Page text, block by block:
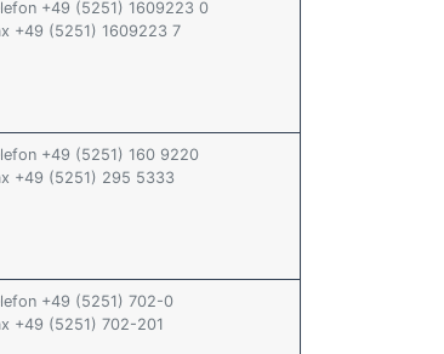
+49 (5251) 1609223 0
+49 (5251) 1609223 7
+49 (5251) 160 9220
+49 (5251) 295 5333
+49 (5251) 702-0
+49 (5251) 702-201